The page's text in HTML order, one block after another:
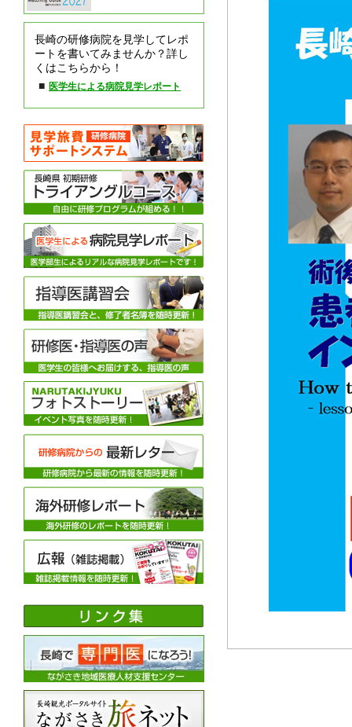
長崎の研修病院を見学してレポ
ートを書いてみませんか？詳し
くはこちらから！
■ 医学生による病院見学レポート